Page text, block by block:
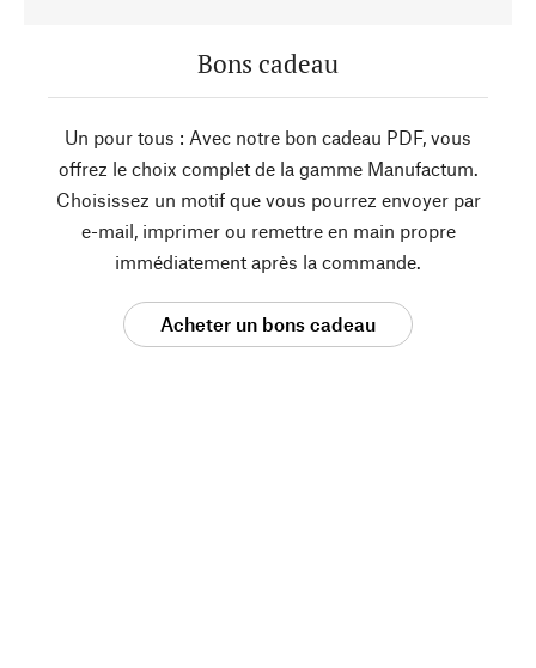
Bons cadeau
Un pour tous : Avec notre bon cadeau PDF, vous
offrez le choix complet de la gamme Manufactum.
Choisissez un motif que vous pourrez envoyer par
e-mail, imprimer ou remettre en main propre
immédiatement après la commande.
Acheter un bons cadeau